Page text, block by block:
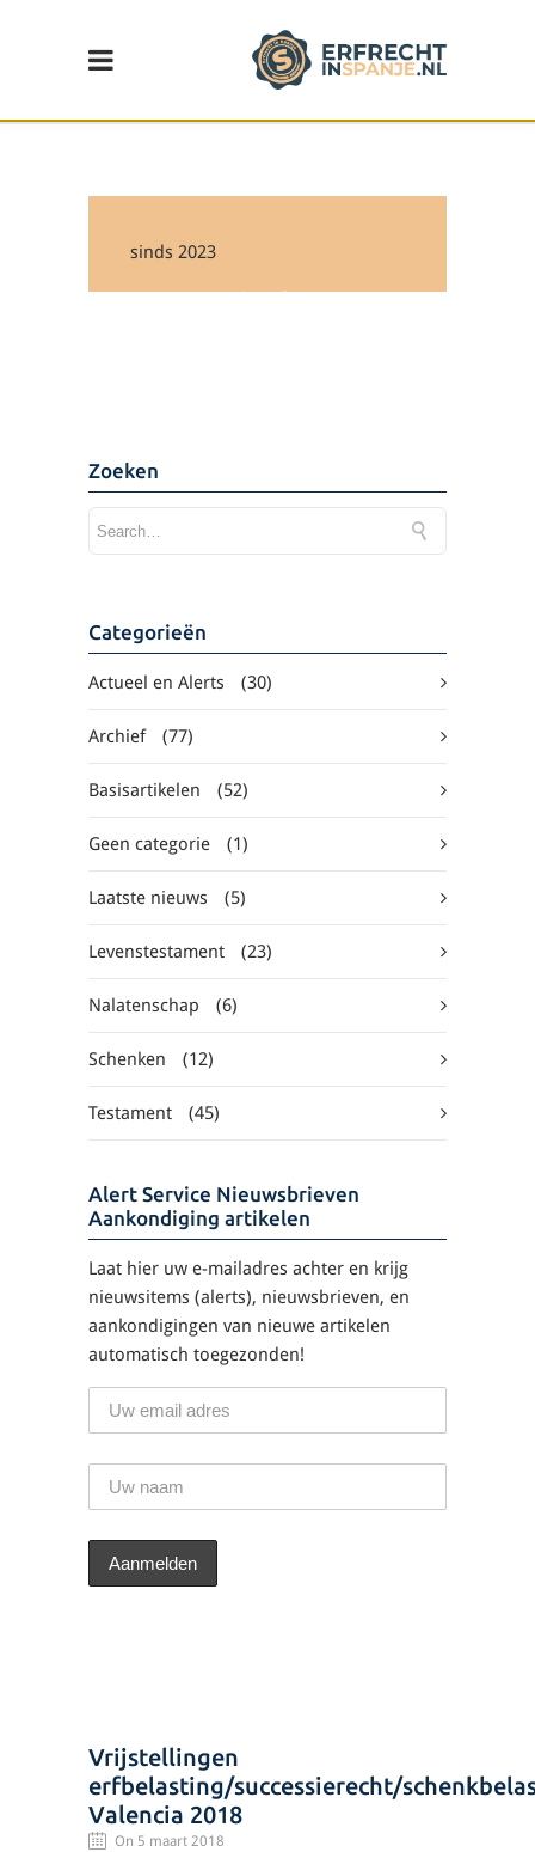
sinds 2023
Wijziging in de erf- en
Zoeken
Categorieën
Actueel en Alerts (30)
Archief (77)
Basisartikelen (52)
Geen categorie (1)
Laatste nieuws (5)
Levenstestament (23)
Nalatenschap (6)
Schenken (12)
Testament (45)
Alert Service Nieuwsbrieven
Aankondiging artikelen
Laat hier uw e-mailadres achter en krijg
nieuwsitems (alerts), nieuwsbrieven, en
aankondigingen van nieuwe artikelen
automatisch toegezonden!
Vrijstellingen
erfbelasting/successierecht/
Valencia 2018
On 5 maart 2018